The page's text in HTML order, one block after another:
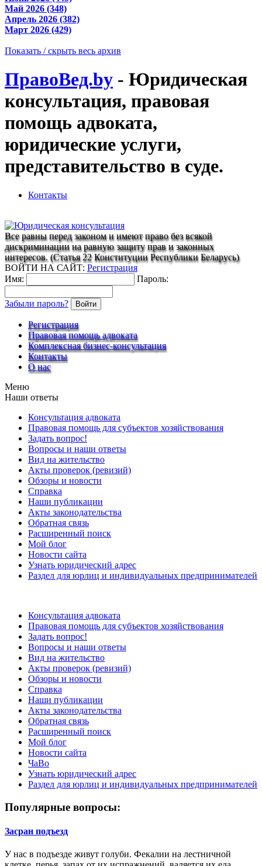
Май 2026 (348)
Апрель 2026 (382)
Март 2026 (429)
Показать / скрыть весь архив
ПравоВед.by - Юридическая
консультация, правовая
помощь адвоката,
юридические услуги,
представительство в суде.
Контакты
Все равны перед законом и имеют право без всякой
дискриминации на равную защиту прав и законных
интересов. (Статья 22 Конституции Республики Беларусь)
ВОЙТИ НА САЙТ: Регистрация
Имя:
Пароль:
Забыли пароль? Войти
Регистрация
Правовая помощь адвоката
Комплексная бизнес-консультация
Контакты
О нас
Меню
Наши ответы
Консультация адвоката
Правовая помощь для субъектов хозяйствования
Задать вопрос!
Вопросы и наши ответы
Вид на жительство
Акты проверок (ревизий)
Обзоры и новости
Справка
Наши публикации
Акты законодательства
Обратная связь
Расширенный поиск
Мой блог
Новости сайта
Узнать юридический адрес
Раздел для юрлиц и индивидуальных предпринимателей
Консультация адвоката
Правовая помощь для субъектов хозяйствования
Задать вопрос!
Вопросы и наши ответы
Вид на жительство
Акты проверок (ревизий)
Обзоры и новости
Справка
Наши публикации
Акты законодательства
Обратная связь
Расширенный поиск
Мой блог
Новости сайта
ЧаВо
Узнать юридический адрес
Раздел для юрлиц и индивидуальных предпринимателей
Популярные вопросы:
Засран подъезд
У нас в подъезде живут голуби. Фекалии на лестничной